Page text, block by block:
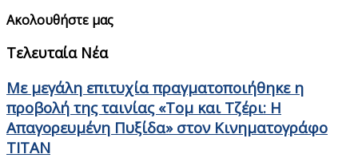
Ακολουθήστε μας
Τελευταία Νέα
Με μεγάλη επιτυχία πραγματοποιήθηκε η
προβολή της ταινίας «Τομ και Τζέρι: Η
Απαγορευμένη Πυξίδα» στον Κινηματογράφο
ΤΙΤΑΝ